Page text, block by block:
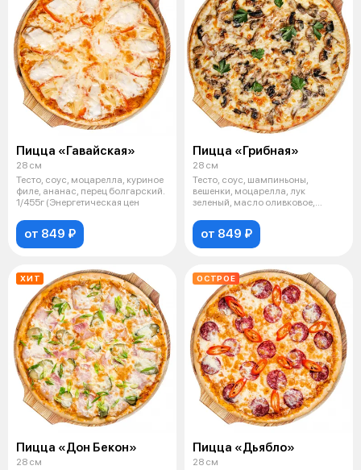
Пицца «Гавайская»
28 см
Тесто, соус, моцарелла, куриное
филе, ананас, перец болгарский.
1/455г (Энергетическая цен
от 849 ₽
Пицца «Грибная»
28 см
Тесто, соус, шампиньоны,
вешенки, моцарелла, лук
зеленый, масло оливковое,
от 849 ₽
ХИТ
Пицца «Дон Бекон»
28 см
ОСТРОЕ
Пицца «Дьябло»
28 см